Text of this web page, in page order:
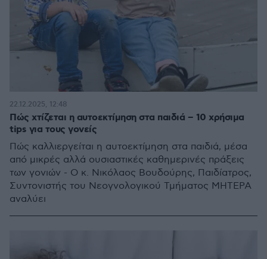
Πώς χτίζεται η αυτοεκτίμηση στα παιδιά – 10 χρήσιμα
tips για τους γονείς
Πώς καλλιεργείται η αυτοεκτίμηση στα παιδιά, μέσα
από μικρές αλλά ουσιαστικές καθημερινές πράξεις
των γονιών - Ο κ. Νικόλαος Βουδούρης, Παιδίατρος,
Συντονιστής του Νεογνολογικού Τμήματος ΜΗΤΕΡΑ
αναλύει
22.12.2025, 12:48